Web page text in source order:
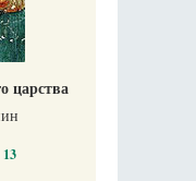
царства
13